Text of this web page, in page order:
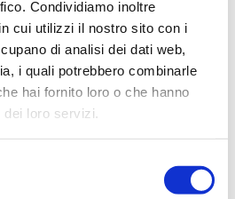
Condividiamo inoltre
cui utilizzi il nostro sito con i
di analisi dei dati web,
i quali potrebbero combinarle
hai fornito loro o che hanno
loro servizi.